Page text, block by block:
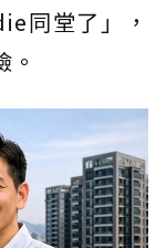
同堂了」，